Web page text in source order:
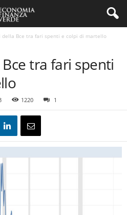
della Bce tra fari spenti e colpi di martello
tra fari spenti
1220 1